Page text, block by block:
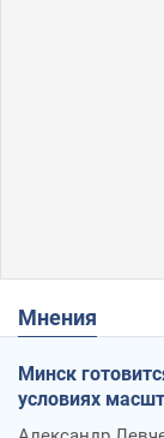
Мнения
Минск
условиях